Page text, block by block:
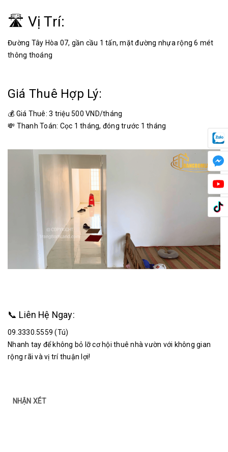
🛣 Vị Trí:
Đường Tây Hòa 07, gần cầu 1 tấn, mặt đường nhựa rộng 6 mét
thông thoáng
Giá Thuê Hợp Lý:
💰 Giá Thuê: 3 triệu 500 VND/tháng
💸 Thanh Toán: Cọc 1 tháng, đóng trước 1 tháng
📞 Liên Hệ Ngay:
09.3330.5559 (Tú)
Nhanh tay để không bỏ lỡ cơ hội thuê nhà vườn với không gian
rộng rãi và vị trí thuận lợi!
NHẬN XÉT